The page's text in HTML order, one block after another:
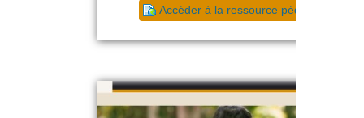
Accéder à la ressource pédagogique